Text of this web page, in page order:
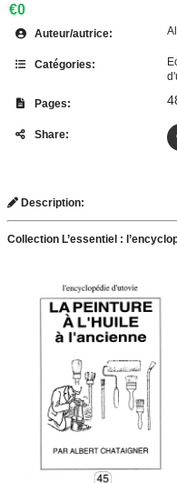
€0
Auteur/autrice:
Catégories:
Pages:
Share:
Description:
Collection L’essentiel :